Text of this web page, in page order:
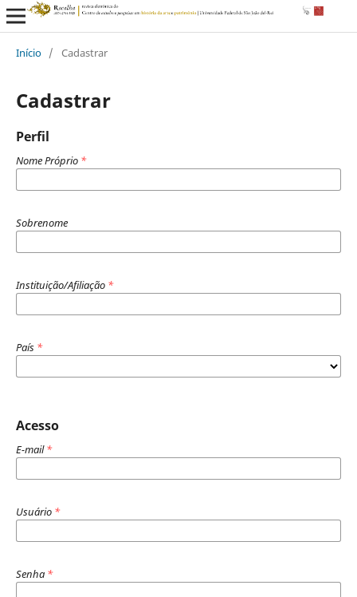
Início / Cadastrar
Cadastrar
Perfil
Nome Próprio *
Sobrenome
Instituição/Afiliação *
País *
Acesso
E-mail*
Usuário *
Senha *